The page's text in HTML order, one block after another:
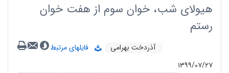
هیولای شب، خوان سوم از هفت خوان
رستم
آذردخت بهرامی
فایلهای مرتبط
۱۳۹۹/۰۷/۲۷